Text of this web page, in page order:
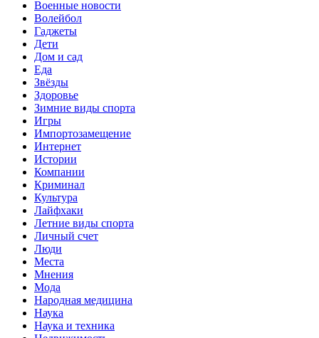
Военные новости
Волейбол
Гаджеты
Дети
Дом и сад
Еда
Звёзды
Здоровье
Зимние виды спорта
Игры
Импортозамещение
Интернет
Истории
Компании
Криминал
Культура
Лайфхаки
Летние виды спорта
Личный счет
Люди
Места
Мнения
Мода
Народная медицина
Наука
Наука и техника